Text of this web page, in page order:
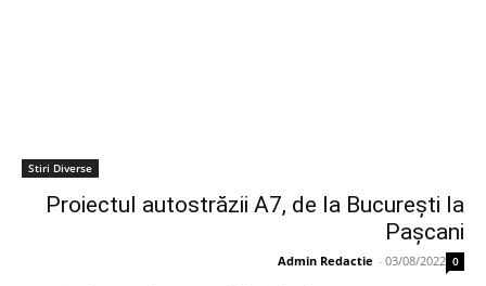
Stiri Diverse
Proiectul autostrăzii A7, de la Bucureşti la
Paşcani
Admin Redactie - 03/08/2022 0